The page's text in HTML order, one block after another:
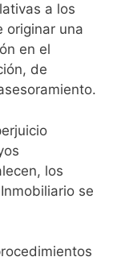
a los
originar una
en el
de
los
se